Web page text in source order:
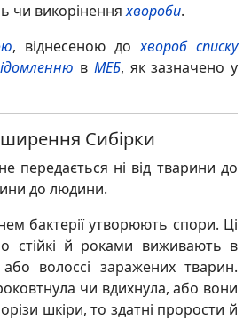
чи викоріненняхвороби.
, віднесеною дохвороб списку
в МЕБ, як зазначено у
Сибірки
передається ні від тварини до
до людини.
бактерії утворюють спори. Ці
стійкі й роками виживають в
волоссі заражених тварин.
чи вдихнула, або вони
шкіри, то здатні прорости й